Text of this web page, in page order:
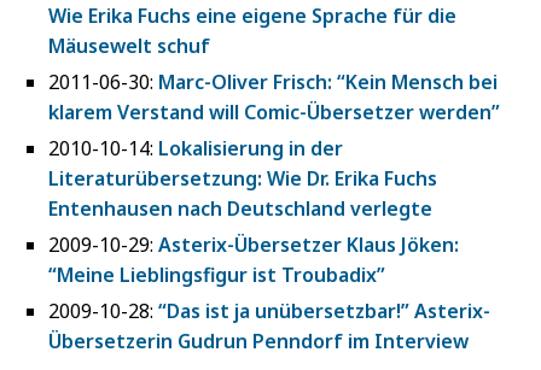
Wie Erika Fuchs eine eigene Sprache für die
Mäusewelt schuf
2011-06-30: Marc-Oliver Frisch: “Kein Mensch bei
klarem Verstand will Comic-Übersetzer werden”
2010-10-14: Lokalisierung in der
Literaturübersetzung: Wie Dr. Erika Fuchs
Entenhausen nach Deutschland verlegte
2009-10-29: Asterix-Übersetzer Klaus Jöken:
“Meine Lieblingsfigur ist Troubadix”
2009-10-28: “Das ist ja unübersetzbar!” Asterix-
Übersetzerin Gudrun Penndorf im Interview